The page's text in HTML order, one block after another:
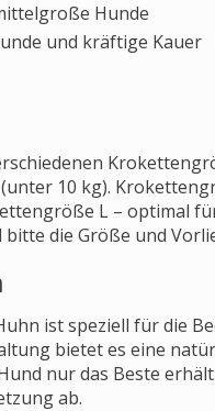
Hunde
und kräftige Kauer
10 kg).
L – optimal
die Größe und
ist speziell für die
bietet es eine
nur das Beste
ab.